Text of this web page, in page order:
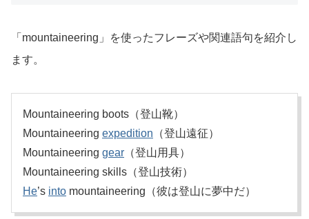
「mountaineering」を使ったフレーズや関連語句を紹介し
ます。
Mountaineering boots（登山靴）
Mountaineering expedition （登山遠征）
Mountaineering gear （登山用具）
Mountaineering skills（登山技術）
He’s into mountaineering（彼は登山に夢中だ）